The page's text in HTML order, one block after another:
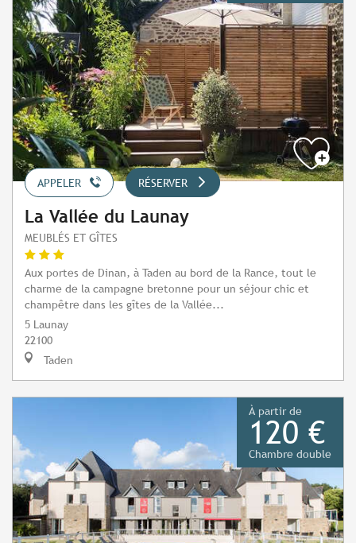
APPELER RÉSERVER
La Vallée du Launay
MEUBLÉS ET GÎTES
Aux portes de Dinan, à Taden au bord de la Rance, tout le
charme de la campagne bretonne pour un séjour chic et
champêtre dans les gîtes de la Vallée...
5 Launay
22100
Taden
À partir de
120 €
Chambre double